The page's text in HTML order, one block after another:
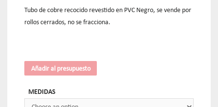
Tubo de cobre recocido revestido en PVC Negro, se vende por
rollos cerrados, no se fracciona.
Añadir al presupuesto
MEDIDAS